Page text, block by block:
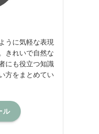
うに気軽な表現
きれいで自然な
にも役立つ知識
方をまとめてい
ル